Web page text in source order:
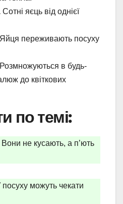
Сотні яєць від однієї
Яйця переживають посуху
Розмножуються в будь-
до квіткових
по темі:
Вони не кусають, а п’ють
можуть чекати